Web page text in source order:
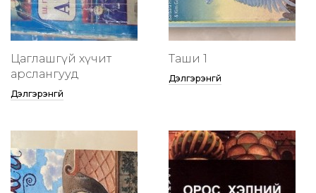
Цаглашгүй хүчит
арслангууд
Дэлгэрэнгүй
Таши 1
Дэлгэрэнгүй